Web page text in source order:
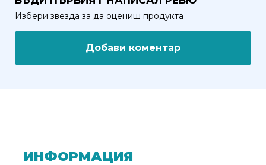
Избери звезда за да оцениш продукта
Добави коментар
ИНФОРМАЦИЯ